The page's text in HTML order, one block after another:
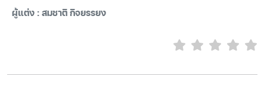
ผู้แต่ง : สมชาติ กิจยรรยง